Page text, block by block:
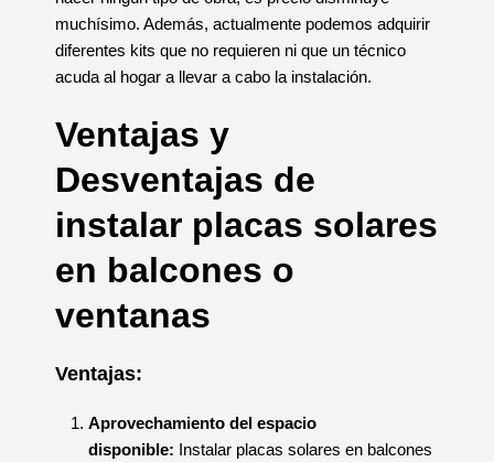
muchísimo. Además, actualmente podemos adquirir
diferentes kits que no requieren ni que un técnico
acuda al hogar a llevar a cabo la instalación.
Ventajas y
Desventajas de
instalar placas solares
en balcones o
ventanas
Ventajas:
Aprovechamiento del espacio
disponible: Instalar placas solares en balcones